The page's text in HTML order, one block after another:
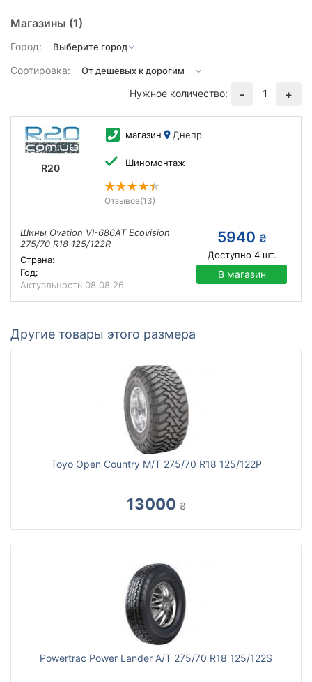
Магазины (1)
Город:
Сортировка:
Нужное количество:
- 1 +
R20
магазин Днепр
Шиномонтаж
Отзывов(13)
Шины Ovation VI-686AT Ecovision
275/70 R18 125/122R
Страна:
Год:
Актуальность 08.08.26
5940 ₴
Доступно 4шт.
В магазин
Другие товары этого размера
Toyo Open Country M/T 275/70 R18 125/122P
13000 ₴
Powertrac Power Lander A/T 275/70 R18 125/122S